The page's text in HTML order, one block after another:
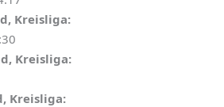
Kreisliga:
Kreisliga:
Kreisliga: